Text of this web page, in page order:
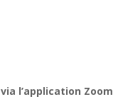
l’application Zoom